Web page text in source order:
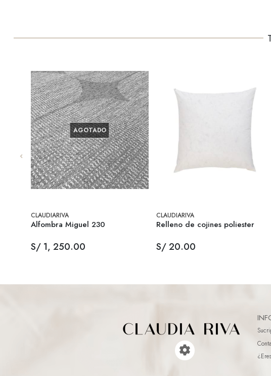
AGOTADO
CLAUDIARIVA
Alfombra Miguel 230
S/ 1, 250.00
CLAUDIARIVA
Relleno de cojines poliester
S/ 20.00